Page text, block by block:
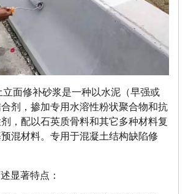
立面修补砂浆是一种以水泥（早强或
剂，掺加专用水溶性粉状聚合物和抗
，配以石英质骨料和其它多种材料复
混材料。专用于混凝土结构缺陷修
显著特点：